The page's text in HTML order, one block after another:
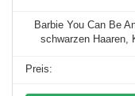
Barbie You Can Be
schwarzen Haaren,